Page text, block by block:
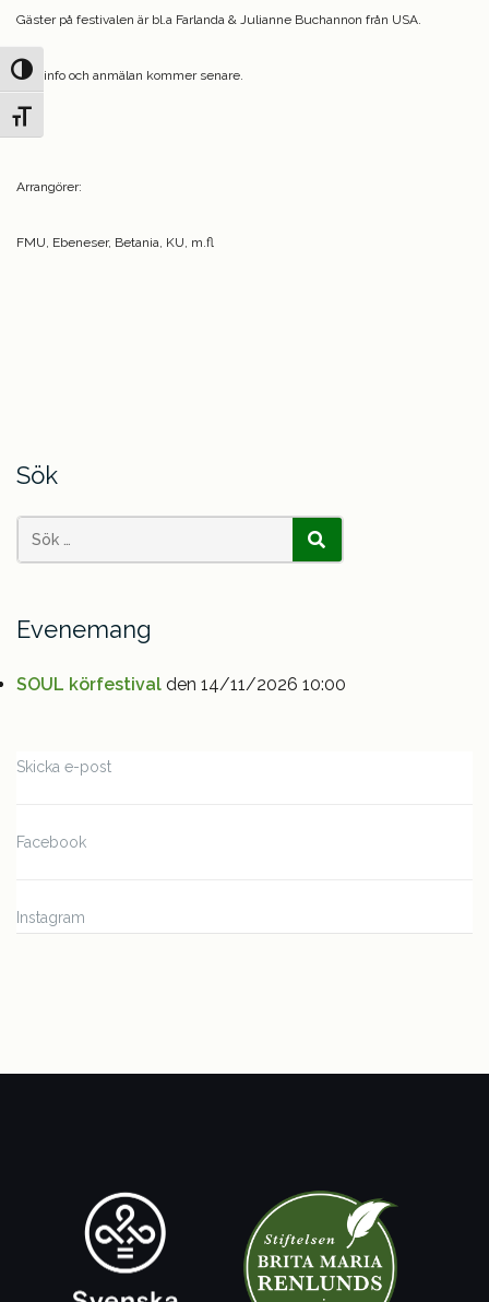
Slå på/av hög kontrast
Slå på/av textstorlek
Gäster på festivalen är bl.a Farlanda & Julianne Buchannon från USA.
Mer info och anmälan kommer senare.
Arrangörer:
FMU, Ebeneser, Betania, KU, m.fl
Sök
Search
for:
SÖK
Evenemang
SOUL körfestival den 14/11/2026 10:00
Skicka e-post
Facebook
Instagram